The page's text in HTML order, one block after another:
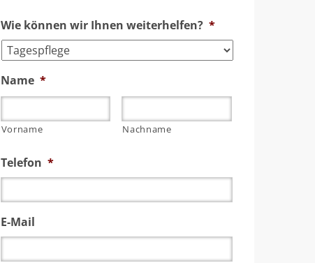
Wie können wir Ihnen weiterhelfen? *
Name *
Vorname Nachname
Telefon *
E-Mail